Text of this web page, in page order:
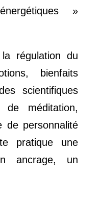
»
régulation du
bienfaits
scientifiques
méditation,
de personnalité
pratique une
ancrage, un